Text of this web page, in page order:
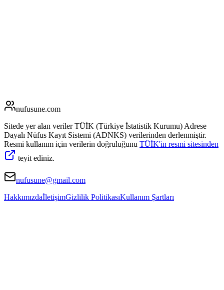
nufusune.com
Sitede yer alan veriler TÜİK (Türkiye İstatistik Kurumu) Adrese
Dayalı Nüfus Kayıt Sistemi (ADNKS) verilerinden derlenmiştir.
Resmi kullanım için verilerin doğruluğunu TÜİK'in resmi sitesinden
teyit ediniz.
nufusune@gmail.com
HakkımızdaİletişimGizlilik PolitikasıKullanım Şartları